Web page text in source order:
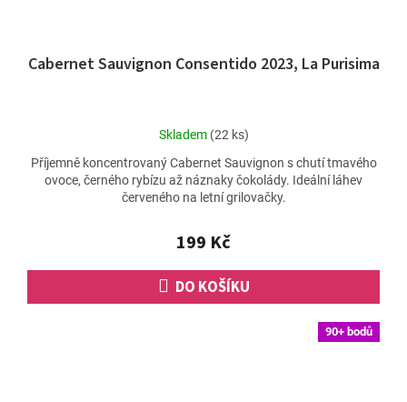
Cabernet Sauvignon Consentido 2023, La Purisima
Průměrné
produktu
je
5,0
5
hvězdiček.
Skladem (22 ks)
199 Kč
DO KOŠÍKU
Příjemně koncentrovaný Cabernet Sauvignon s chutí tmavého
ovoce, černého rybízu až náznaky čokolády. Ideální láhev
červeného na letní grilovačky.
90+ bodů